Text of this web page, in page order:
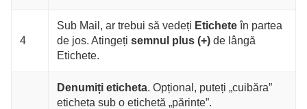
4
Sub Mail, ar trebui să vedeți Eticheteîn partea
de jos. Atingeți semnul plus (+) de lângă
Etichete.
Denumiți eticheta. Opțional, puteți „cuibăra”
eticheta sub o etichetă „părinte”.